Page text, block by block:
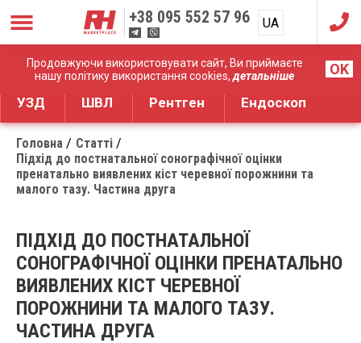
Продовжуючи використовувати сайт, Ви приймаєте
нашу політику використання cookies,детальніше OK
+38 095 552 57 96 UA
RU
Дистрибуція медичного обладнання
УЗД ШВЛ Рентген Ендоскоп
Головна
Статті
Підхід до постнатальної сонографічної оцінки
пренатально виявлених кіст черевної порожнини та
малого тазу. Частина друга
ПІДХІД ДО ПОСТНАТАЛЬНОЇ
СОНОГРАФІЧНОЇ ОЦІНКИ ПРЕНАТАЛЬНО
ВИЯВЛЕНИХ КІСТ ЧЕРЕВНОЇ
ПОРОЖНИНИ ТА МАЛОГО ТАЗУ.
ЧАСТИНА ДРУГА